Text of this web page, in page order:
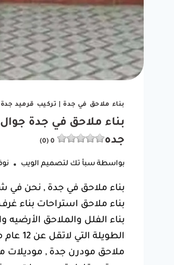
بناء ملاحق في جدة تركيب قرميد جدة
جده
0 (0)
بواسطة سبأ تك لتصميم الويب
بناء ملاحق في جدة , نحن في
بناء ملاحق استراحات بناء
بناء الفلل والملاحق
ملاحق مودرن جدة , موديلات